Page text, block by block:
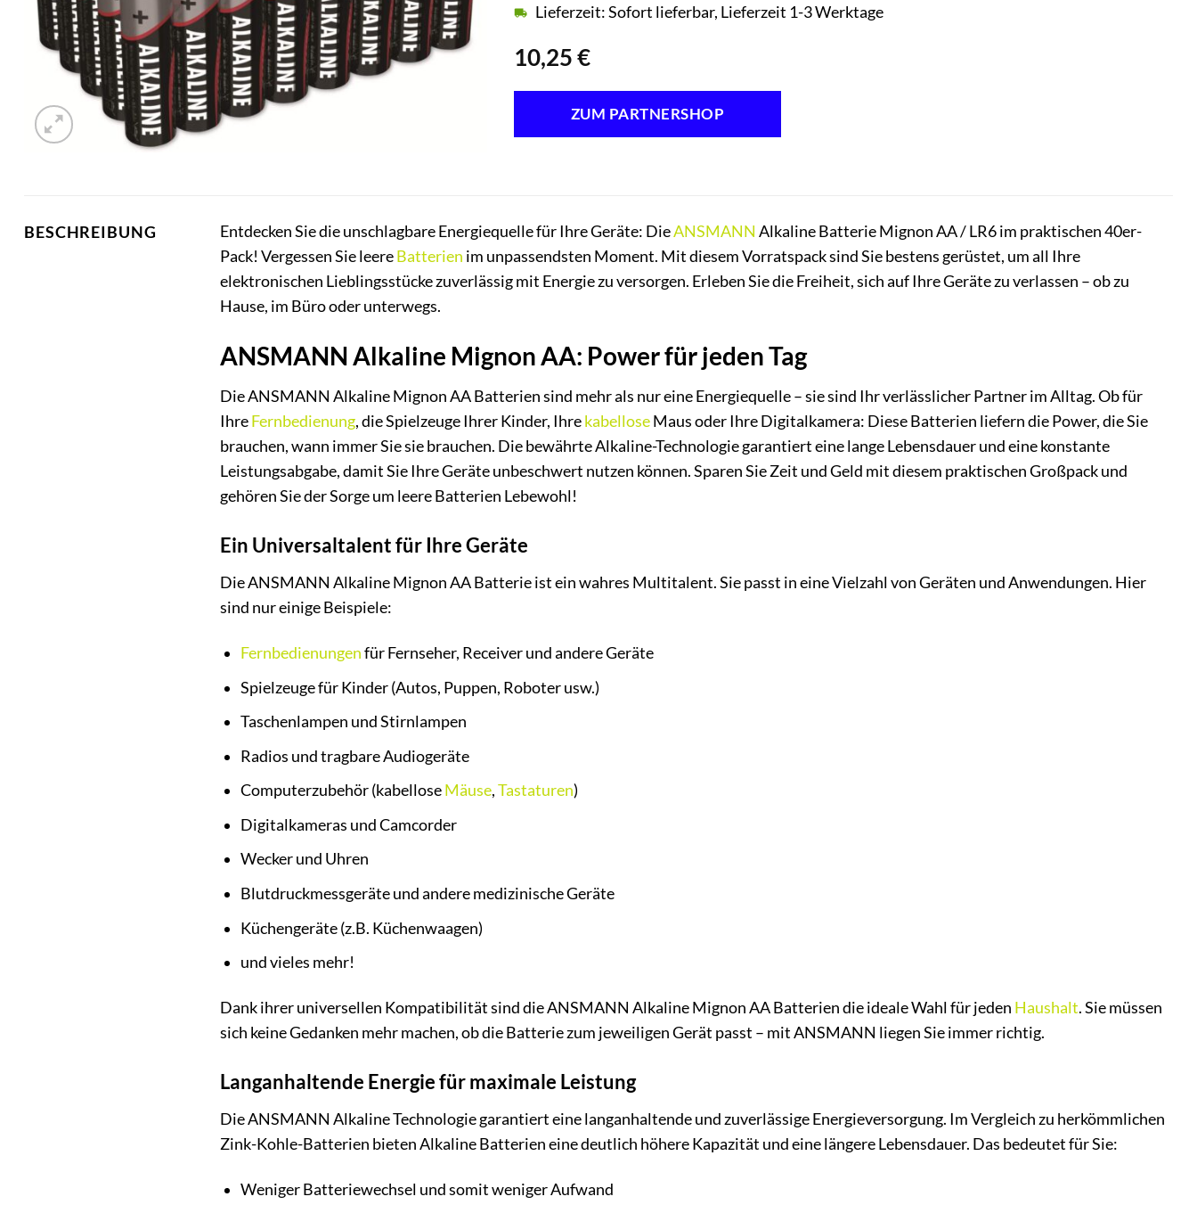
10,25€
Lieferzeit: Sofort lieferbar, Lieferzeit 1-3 Werktage
ZUM PARTNERSHOP
BESCHREIBUNG Entdecken Sie die unschlagbare Energiequelle für Ihre Geräte: DieANSMANN Alkaline Batterie Mignon AA / LR6 im praktischen 40er-
Pack! Vergessen Sie leereBatterien im unpassendsten Moment. Mit diesem Vorratspack sind Sie bestens gerüstet, um all Ihre
elektronischen Lieblingsstücke zuverlässig mit Energie zu versorgen. Erleben Sie die Freiheit, sich auf Ihre Geräte zu verlassen – ob zu
Hause, im Büro oder unterwegs.
ANSMANN Alkaline Mignon AA: Power für jeden Tag
Die ANSMANN Alkaline Mignon AA Batterien sind mehr als nur eine Energiequelle – sie sind Ihr verlässlicher Partner im Alltag. Ob für
IhreFernbedienung, die Spielzeuge Ihrer Kinder, IhrekabelloseMaus oder Ihre Digitalkamera: Diese Batterien liefern die Power, die Sie
brauchen, wann immer Sie sie brauchen. Die bewährte Alkaline-Technologie garantiert eine lange Lebensdauer und eine konstante
Leistungsabgabe, damit Sie Ihre Geräte unbeschwert nutzen können. Sparen Sie Zeit und Geld mit diesem praktischen Großpack und
gehören Sie der Sorge um leere Batterien Lebewohl!
Ein Universaltalent für Ihre Geräte
Die ANSMANN Alkaline Mignon AA Batterie ist ein wahres Multitalent. Sie passt in eine Vielzahl von Geräten und Anwendungen. Hier
sind nur einige Beispiele:
Fernbedienungenfür Fernseher, Receiver und andere Geräte
Spielzeuge für Kinder (Autos, Puppen, Roboter usw.)
Taschenlampen und Stirnlampen
Radios und tragbare Audiogeräte
Computerzubehör (kabelloseMäuse,Tastaturen)
Digitalkameras und Camcorder
Wecker und Uhren
Blutdruckmessgeräte und andere medizinische Geräte
Küchengeräte (z.B. Küchenwaagen)
und vieles mehr!
Dank ihrer universellen Kompatibilität sind die ANSMANN Alkaline Mignon AA Batterien die ideale Wahl für jeden Haushalt. Sie müssen
sich keine Gedanken mehr machen, ob die Batterie zum jeweiligen Gerät passt – mit ANSMANN liegen Sie immer richtig.
Langanhaltende Energie für maximale Leistung
Die ANSMANN Alkaline Technologie garantiert eine langanhaltende und zuverlässige Energieversorgung. Im Vergleich zu herkömmlichen
Zink-Kohle-Batterien bieten Alkaline Batterien eine deutlich höhere Kapazität und eine längere Lebensdauer. Das bedeutet für Sie:
Weniger Batteriewechsel und somit weniger Aufwand